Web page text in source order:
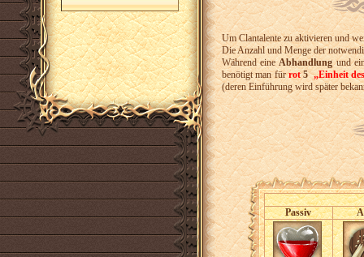
Um Clantalente zu aktivieren und
Die Anzahl und Menge der
Während eineAbhandlungund
benötigt man fürrot5 „Einheit
(deren Einführung wird später
Passiv